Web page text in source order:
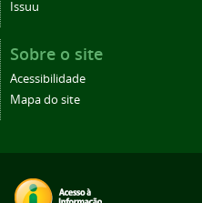
Issuu
Sobre o site
Acessibilidade
Mapa do site